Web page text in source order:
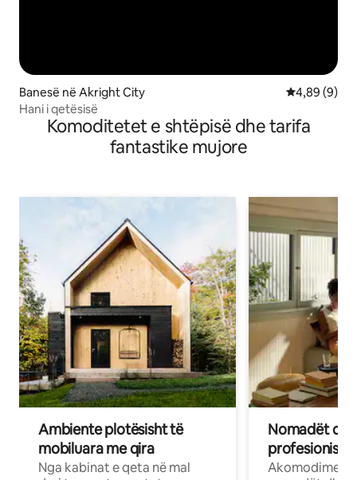
Banesë në Akright City Vlerësimi
4,89 (9)
Hani i qetësisë
Komoditetet e shtëpisë dhe tarifa
fantastike mujore
Ambiente plotësisht të
mobiluara me qira
Nga kabinat e qeta në mal
Nomadët
Akomodime